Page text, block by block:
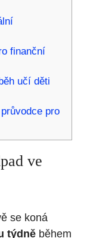
finanční
učí děti
pro
ve
se koná
týdně během